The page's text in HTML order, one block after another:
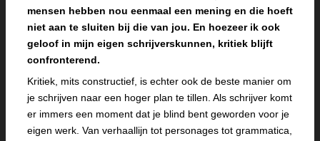
mensen hebben nou eenmaal een mening en die hoeft
niet aan te sluiten bij die van jou. En hoezeer ik ook
geloof in mijn eigen schrijverskunnen, kritiek blijft
confronterend.
Kritiek, mits constructief, is echter ook de beste manier om
je schrijven naar een hoger plan te tillen. Als schrijver komt
er immers een moment dat je blind bent geworden voor je
eigen werk. Van verhaallijn tot personages tot grammatica,